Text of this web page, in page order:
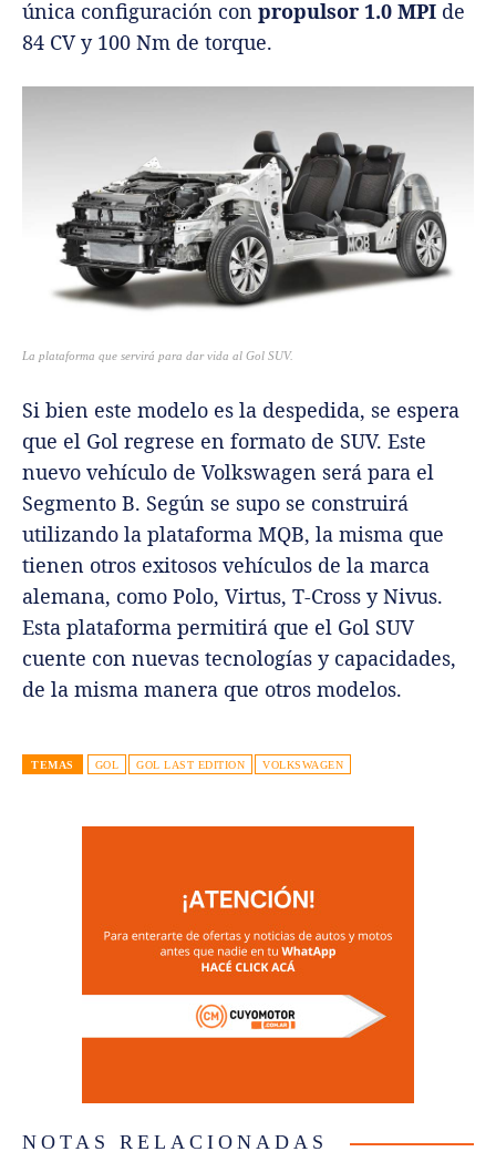
única configuración con propulsor 1.0 MPI de
84 CV y 100 Nm de torque.
La plataforma que servirá para dar vida al Gol SUV.
Si bien este modelo es la despedida, se espera
que el Gol regrese en formato de SUV. Este
nuevo vehículo de Volkswagen será para el
Segmento B. Según se supo se construirá
utilizando la plataforma MQB, la misma que
tienen otros exitosos vehículos de la marca
alemana, como Polo, Virtus, T-Cross y Nivus.
Esta plataforma permitirá que el Gol SUV
cuente con nuevas tecnologías y capacidades,
de la misma manera que otros modelos.
TEMAS GOL GOL LAST EDITION VOLKSWAGEN
NOTAS RELACIONADAS